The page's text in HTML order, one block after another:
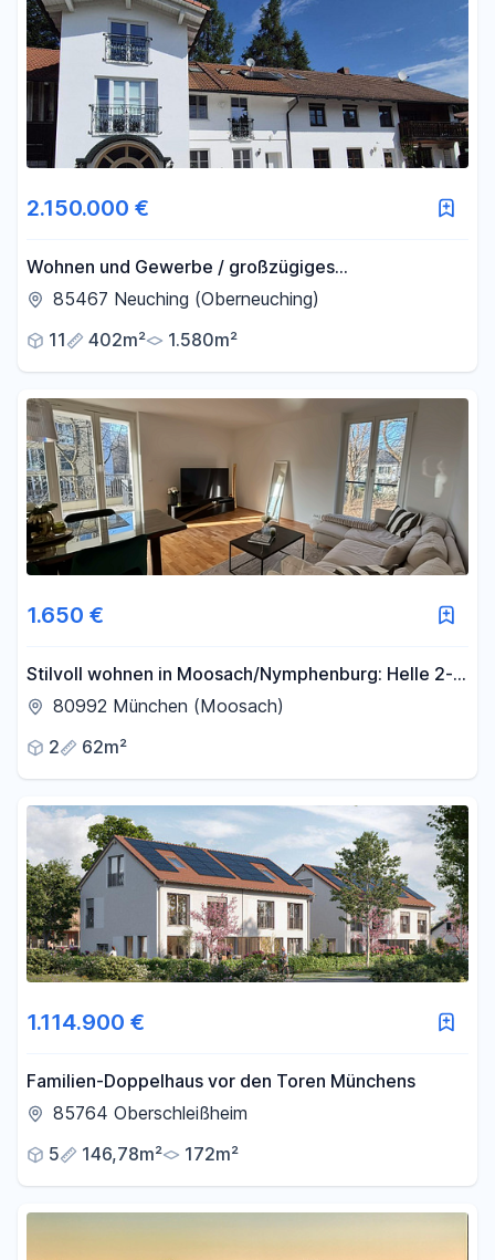
2.150.000 €
Wohnen und Gewerbe / großzügiges
Mehrgenerationenanwesen 1.580 qm mit Halle /
85467 Neuching (Oberneuching)
11
402m² 1.580m²
1.650 €
Stilvoll wohnen in Moosach/Nymphenburg: Helle 2-
Zimmer-Wohnung mit Balkon in idyllischer
80992 München (Moosach)
2
62m²
1.114.900 €
Familien-Doppelhaus vor den Toren Münchens
85764 Oberschleißheim
5
146,78m² 172m²